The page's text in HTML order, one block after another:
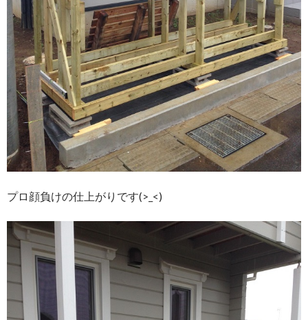
プロ顔負けの仕上がりです(>_<)